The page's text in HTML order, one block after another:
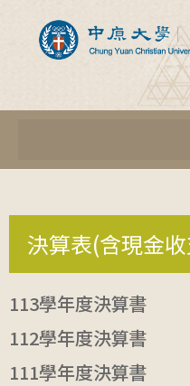
決算表(含現金
113學年度決算書
112學年度決算書
111學年度決算書